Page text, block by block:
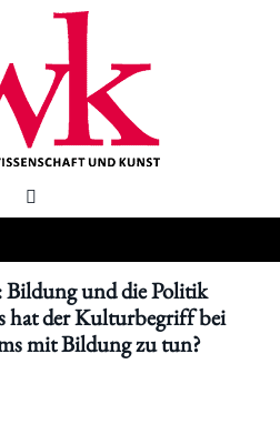
Bildung und die Politik
hat der Kulturbegriff bei
mit Bildung zu tun?